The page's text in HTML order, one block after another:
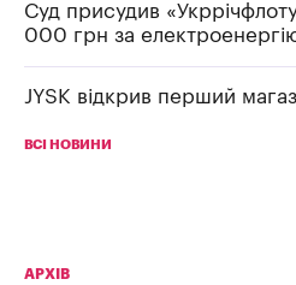
Суд присудив
000 грн за
JYSK відкрив перший
ВСІ НОВИНИ
АРХІВ